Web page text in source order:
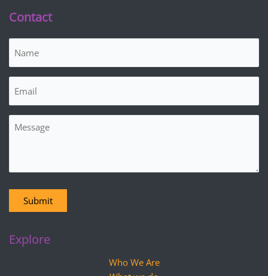
Contact
Message
Submit
Explore
Who We Are